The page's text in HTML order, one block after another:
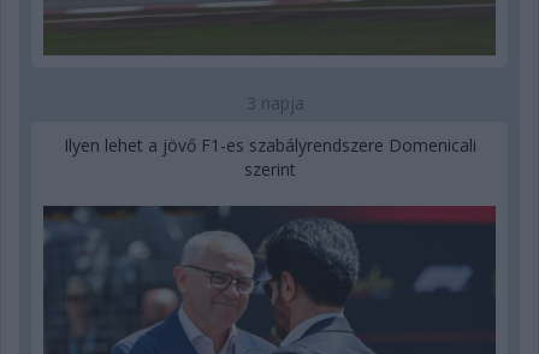
3 napja
Ilyen lehet a jövő F1-es szabályrendszere Domenicali
szerint